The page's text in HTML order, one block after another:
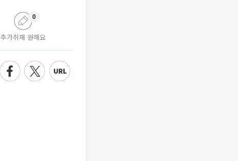
추가취재 원해요
0